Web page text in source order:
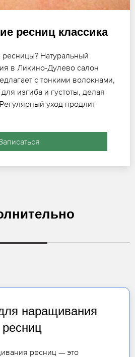
ресниц классика
ресницы? Натуральный
в Ликино-Дулево салон
с тонкими волокнами,
изгиба и густоты, делая
уход продлит
наращивания
ресниц
ресниц — это